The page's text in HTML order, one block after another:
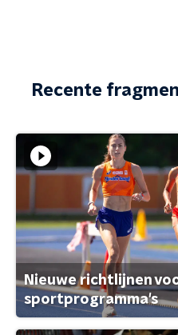
Recente
Nieuwe richtlijnen
sportprogramma's